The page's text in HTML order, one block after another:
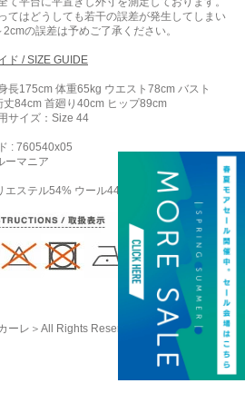
てはどうしても若干の誤差が発生してしまい
2cmの誤差は予めご了承ください。
ド / SIZE GUIDE
長175cm 体重65kg ウエスト78cm バスト
丈84cm 首廻り40cm ヒップ89cm
サイズ： Size 44
: 760540x05
ーマニア
エステル54% ウール44% エラステン2%
ーレ＞ All Rights Reserved. 058-213-8333